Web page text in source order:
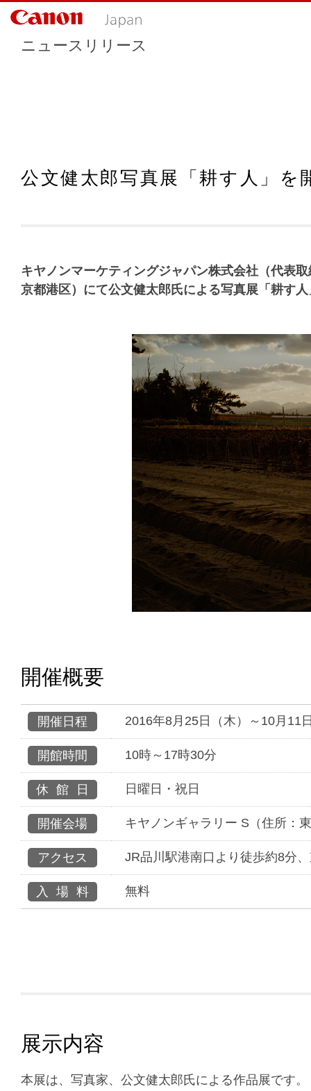
ニュースリリース
公文健太郎写真展「耕す人」を
キヤノンマーケティングジャパン株式会社（代表
京都港区）にて公文健太郎氏による写真展「耕す
開催概要
開催日程 2016年8月25日（木）～10月11
開館時間 10時～17時30分
休館日 日曜日・祝日
開催会場 キヤノンギャラリー S（住所：
アクセス JR品川駅港南口より徒歩約8分
入場料 無料
展示内容
本展は、写真家、公文健太郎氏による作品展です。